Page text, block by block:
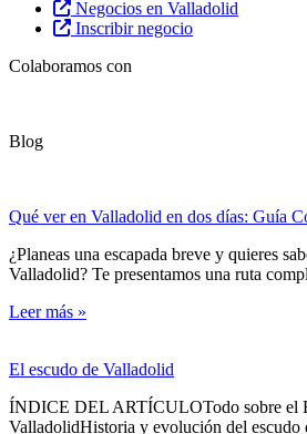
Negocios en Valladolid
Inscribir negocio
Colaboramos con
Blog
Qué ver en Valladolid en dos días: Guía
¿Planeas una escapada breve y quieres
Valladolid? Te presentamos una ruta
Leer más »
El escudo de Valladolid
ÍNDICE DEL ARTÍCULOTodo sobre el
ValladolidHistoria y evolución del escudo